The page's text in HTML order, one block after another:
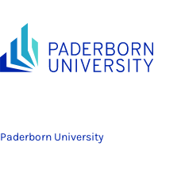
Paderborn University